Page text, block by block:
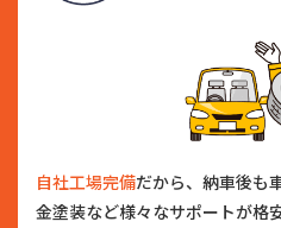
自社工場完備だから、納車後も
金塗装など様々なサポートが格